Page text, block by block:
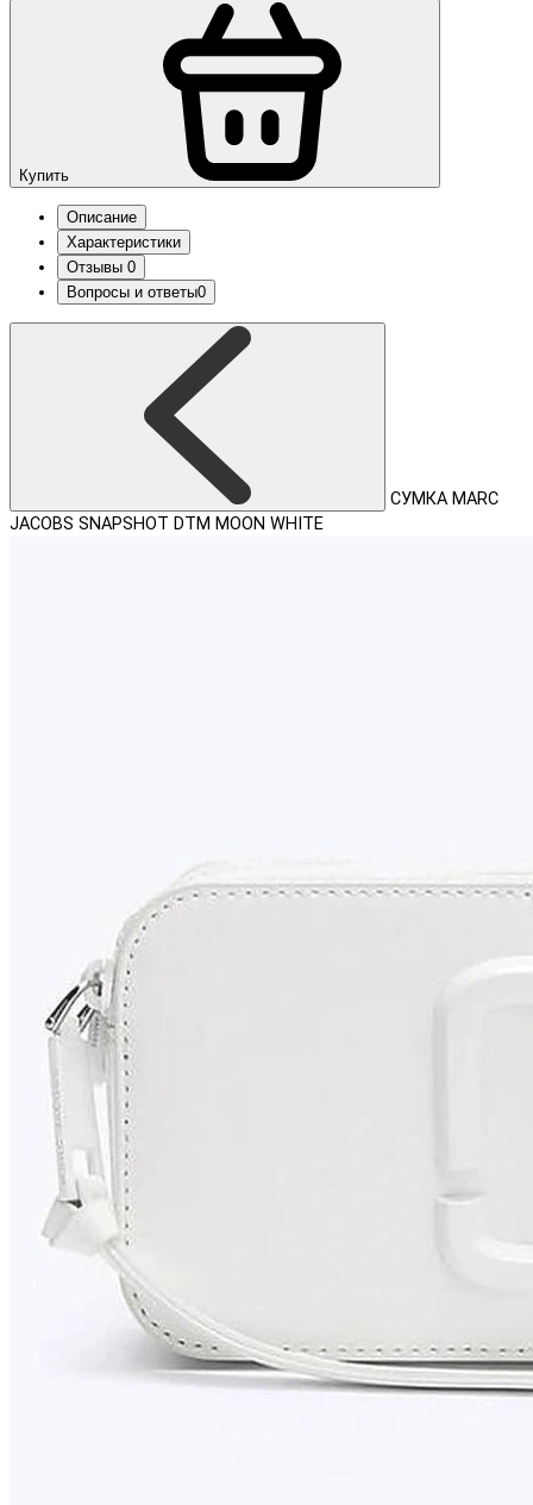
Купить
Описание
Характеристики
Отзывы 0
Вопросы и ответы0
СУМКА MARC
JACOBS SNAPSHOT DTM MOON WHITE